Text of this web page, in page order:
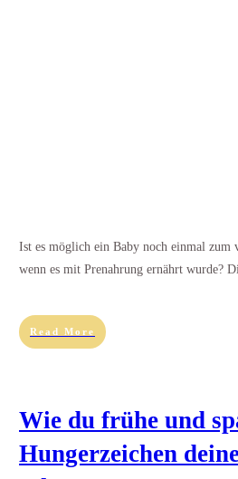
Ist es möglich ein Baby noch einmal zum
wenn es mit Prenahrung ernährt wurde?
Read More
Wie du frühe und
Hungerzeichen